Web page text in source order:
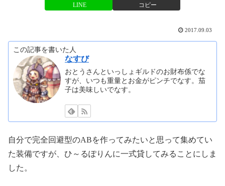
LINE コピー
2017.09.03
この記事を書いた人
なすび
おとうさんといっしょギルドのお財布係でな
すが、いつも重量とお金がピンチでなす。茄
子は美味しいでなす。
自分で完全回避型のABを作ってみたいと思って集めてい
た装備ですが、ひ～るぽりんに一式貸してみることにしま
した。